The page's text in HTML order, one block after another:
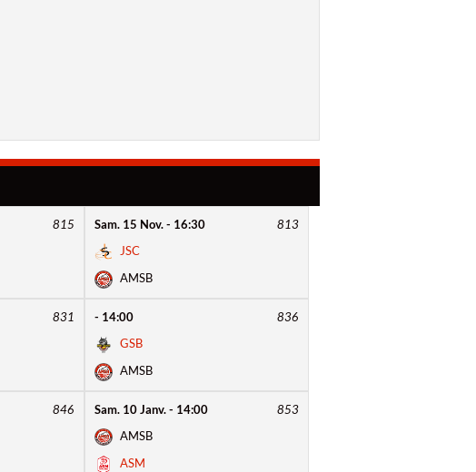
815 813
Sam. 15 Nov. - 16:30
JSC
AMSB
831 836
- 14:00
GSB
AMSB
846 853
Sam. 10 Janv. - 14:00
AMSB
ASM